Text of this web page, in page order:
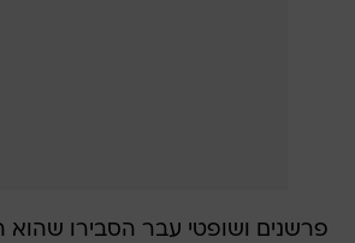
פרשנים ושופטי עבר הסבירו שהוא